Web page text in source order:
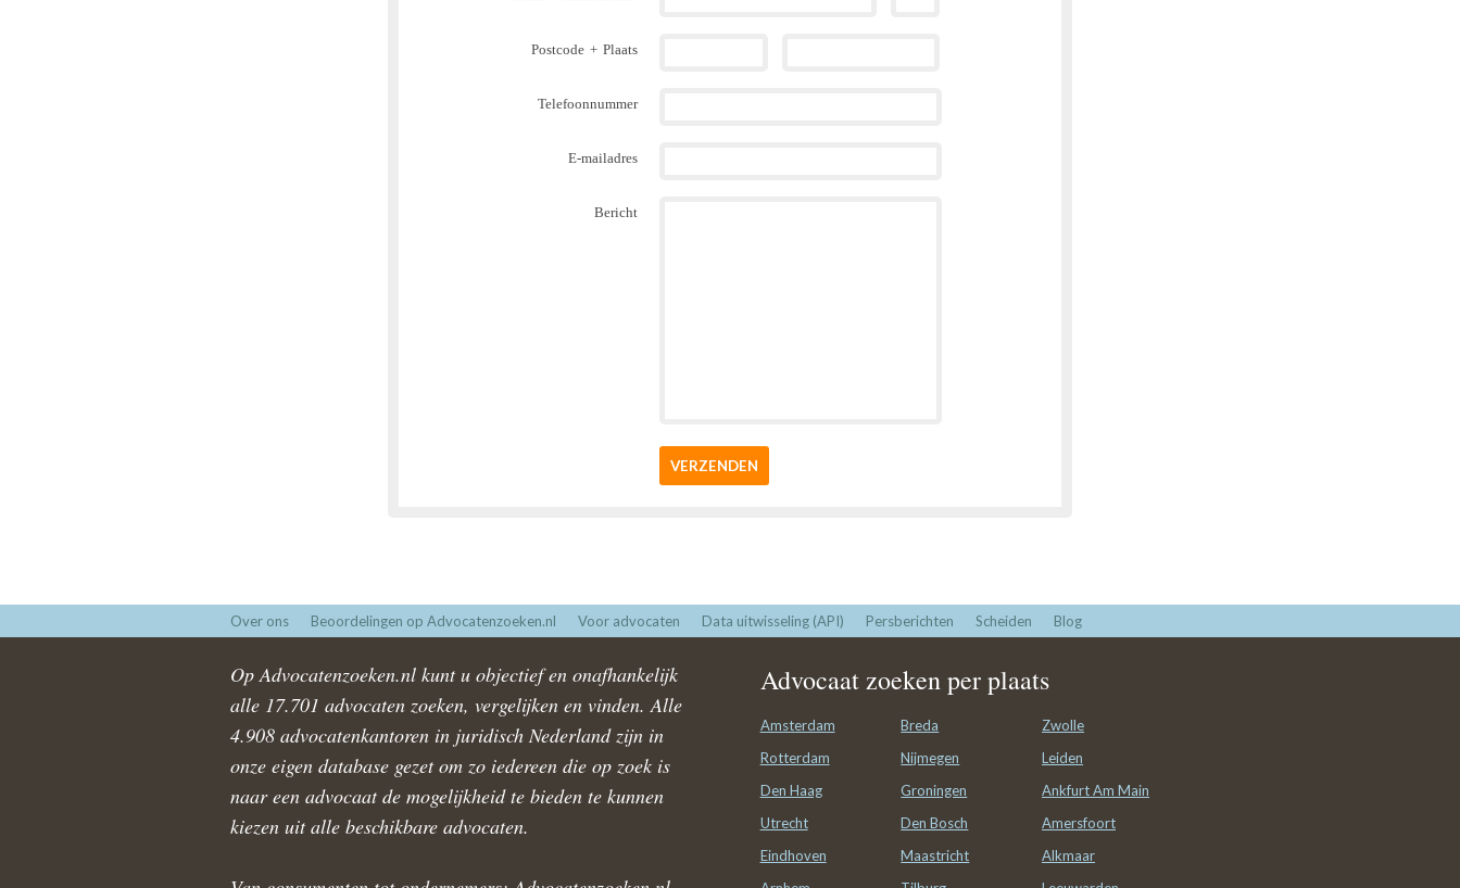
Postcode + Plaats
Telefoonnummer
E-mailadres
Bericht
VERZENDEN
Over ons Beoordelingen op Advocatenzoeken.nl Voor advocaten Data uitwisseling (API) Persberichten Scheiden Blog
Op Advocatenzoeken.nl kunt u objectief en onafhankelijk
alle 17.701 advocaten zoeken, vergelijken en vinden. Alle
4.908 advocatenkantoren in juridisch Nederland zijn in
onze eigen database gezet om zo iedereen die op zoek is
naar een advocaat de mogelijkheid te bieden te kunnen
kiezen uit alle beschikbare advocaten.
Advocaat zoeken per plaats
Amsterdam
Rotterdam
Den Haag
Utrecht
Eindhoven
Breda
Nijmegen
Groningen
Den Bosch
Maastricht
Zwolle
Leiden
Ankfurt Am Main
Amersfoort
Alkmaar